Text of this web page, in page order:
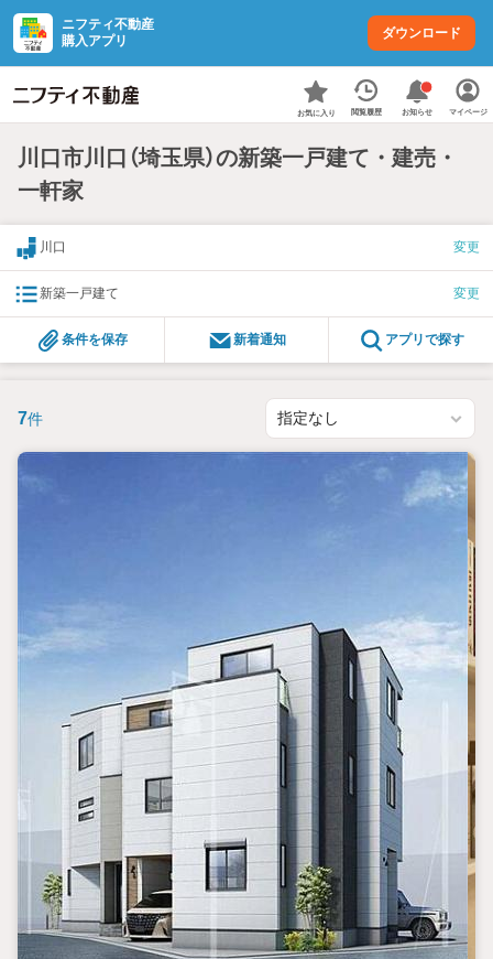
ニフティ不動産
購入アプリ
ダウンロード
お気に入り 閲覧履歴 お知らせ マイページ
川口市川口（埼玉県）の新築一戸建て・建売・
一軒家
川口 変更
新築一戸建て 変更
条件を保存 新着通知 アプリで探す
7件